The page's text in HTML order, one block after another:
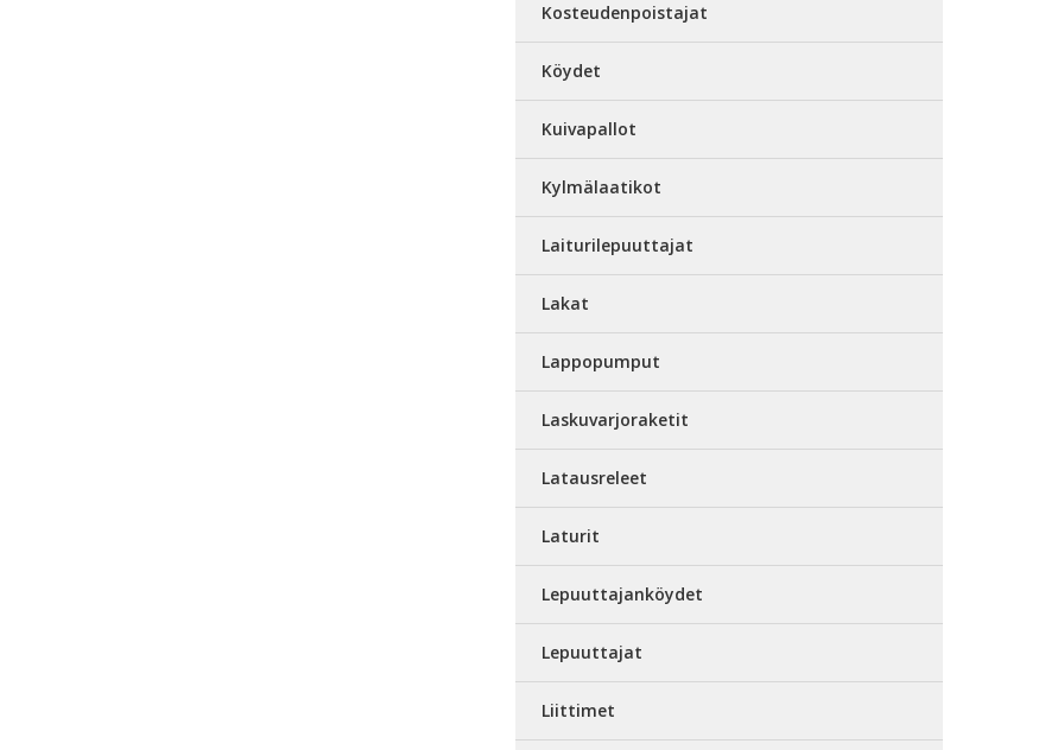
Kosteudenpoistajat
Köydet
Kuivapallot
Kylmälaatikot
Laiturilepuuttajat
Lakat
Lappopumput
Laskuvarjoraketit
Latausreleet
Laturit
Lepuuttajanköydet
Lepuuttajat
Liittimet